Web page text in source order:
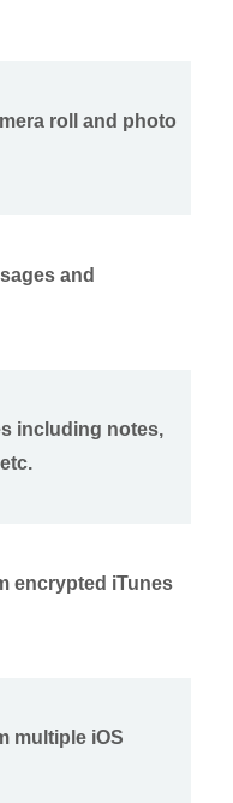
roll and photo
and
including notes,
encrypted iTunes
multiple iOS